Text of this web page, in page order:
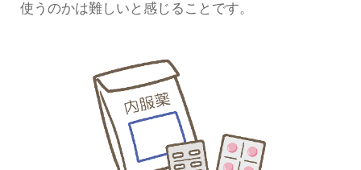
使うのかは難しいと感じることです。